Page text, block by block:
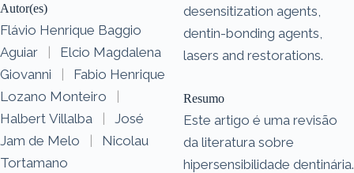
Autor(es)
Flávio Henrique Baggio
Aguiar
|
Elcio Magdalena
Giovanni
|
Fabio Henrique
Lozano Monteiro
|
Halbert Villalba
|
José
Jam de Melo
|
Nicolau
Tortamano
desensitization agents,
dentin-bonding agents,
lasers and restorations.
Resumo
Este artigo é uma revisão
da literatura sobre
hipersensibilidade dentinária.